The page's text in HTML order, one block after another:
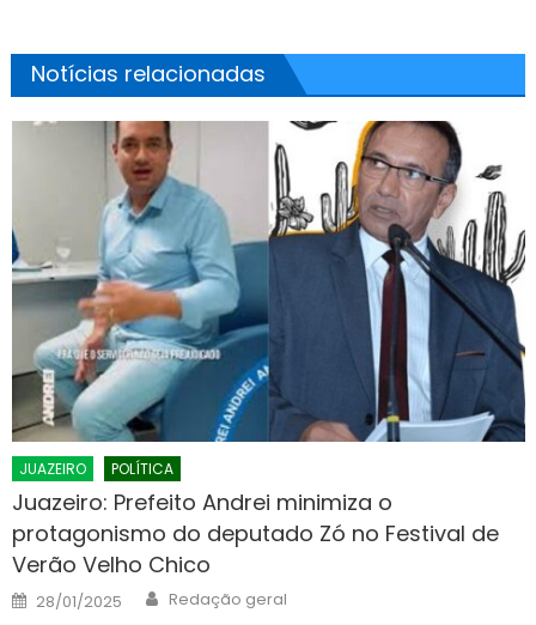
Notícias relacionadas
JUAZEIRO POLÍTICA
Juazeiro: Prefeito Andrei minimiza o
protagonismo do deputado Zó no Festival de
Verão Velho Chico
Posted
on
28/01/2025 Author
Redação geral